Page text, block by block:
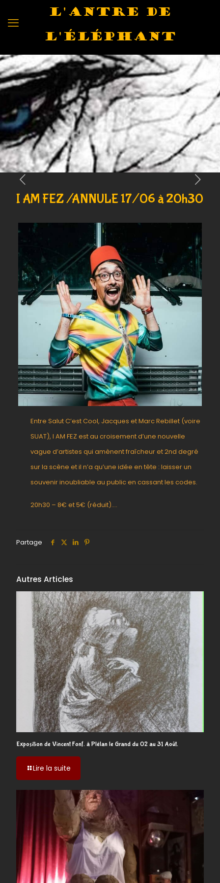
L'antre de
l'éléphant
I AM FEZ /ANNULE 17/06 à 20h30
Entre Salut C’est Cool, Jacques et Marc Rebillet (voire
SUAT), I AM FEZ est au croisement d’une nouvelle
vague d’artistes qui amènent fraîcheur et 2nd degré
sur la scène et il n’a qu’une idée en tête : laisser un
souvenir inoubliable au public en cassant les codes.
20h30 – 8€ et 5€ (réduit)….
Partage
Autres Articles
Exposition de Vincent Fonf. à Plélan le Grand du 02 au 31 Août.
Lire la suite
Exposition
Vincent
Fonf.
à
Plélan
Grand
du
02
au
Août.